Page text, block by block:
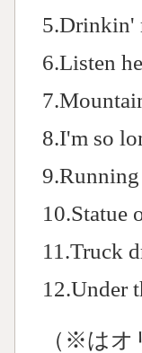
5.Drinkin'
6.Listen
8.I'm so
10.Statue
11.Truck
12.Under
（※はオ